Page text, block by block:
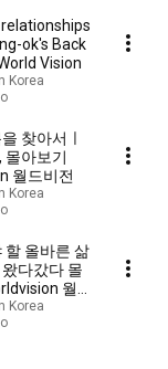
ok's Back
Vision
Korea
찾아서ㅣ
몰아보기
월드비전
Korea
할 올바른 삶
다갔다 몰
월드
Korea